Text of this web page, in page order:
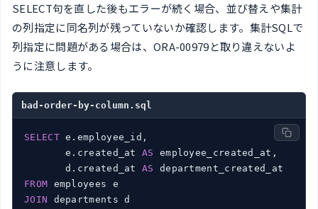
SELECT句を直した後もエラーが続く場合、並び替えや集計
の列指定に同名列が残っていないか確認します。集計SQLで
列指定に問題がある場合は、ORA-00979と取り違えないよ
うに注意します。
bad-order-by-column.sql
SELECT e.employee_id,
       e.created_at
AS
employee_created_at,
       d.created_at
AS
FROM
JOIN departments d